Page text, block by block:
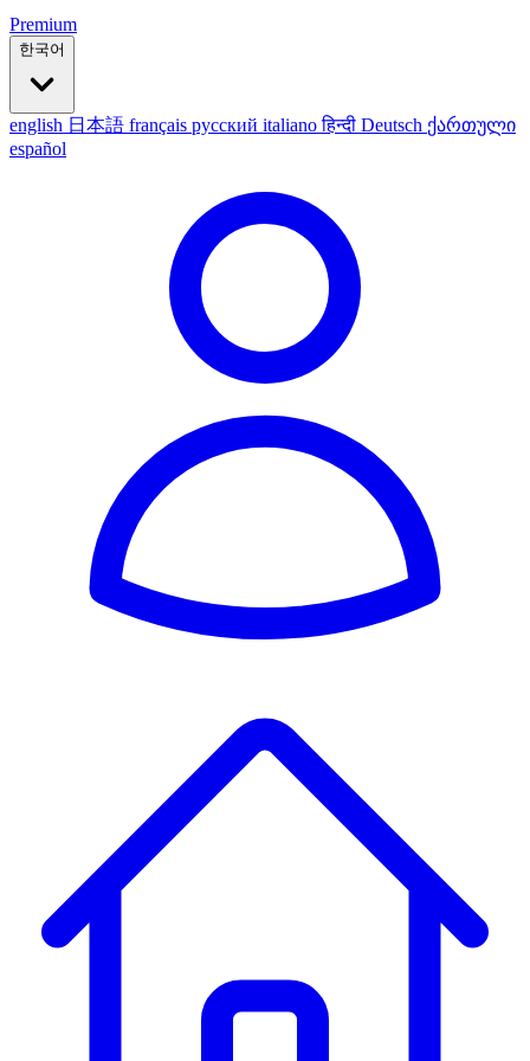
Premium
한국어
english 日本語 français русский italianoहिन्दी Deutsch ქართული
español